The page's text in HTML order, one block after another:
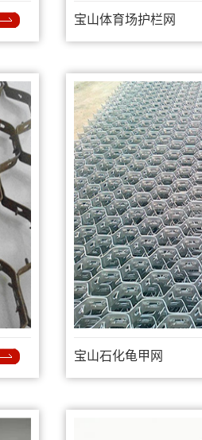
宝山体育场护栏网
宝山石化龟甲网